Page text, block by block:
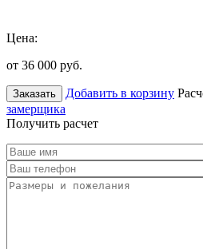
Цена:
от 36 000 руб.
Заказать Добавить в корзину
замерщика
Получить расчет